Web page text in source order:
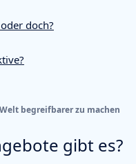
doch?
begreifbarer zu machen
gibt es?